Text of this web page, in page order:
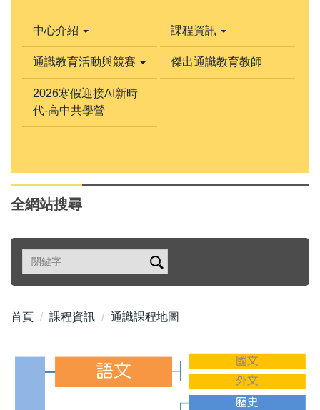
中心介紹 課程資訊
通識教育活動與競賽 傑出通識教育教師
2026寒假迎接AI新時
代-高中共學營
全網站搜尋
首頁 課程資訊 通識課程地圖